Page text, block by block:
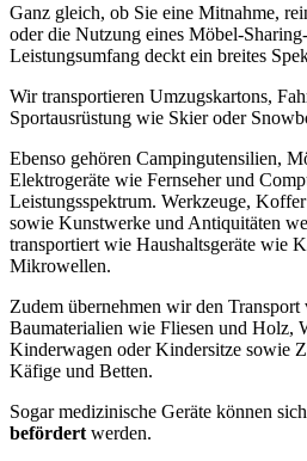
Ganz gleich, ob Sie eine Mitnahme,
oder die Nutzung eines Möbel-
Leistungsumfang deckt ein breites
Wir transportieren Umzugskartons,
Sportausrüstung wie Skier oder
Ebenso gehören Campingutensilien,
Elektrogeräte wie Fernseher und
Leistungsspektrum. Werkzeuge,
sowie Kunstwerke und Antiquitäten
transportiert wie Haushaltsgeräte wie
Mikrowellen.
Zudem übernehmen wir den
Baumaterialien wie Fliesen und Holz,
Kinderwagen oder Kindersitze sowie
Käfige und Betten.
Sogar medizinische Geräte können
befördert werden.